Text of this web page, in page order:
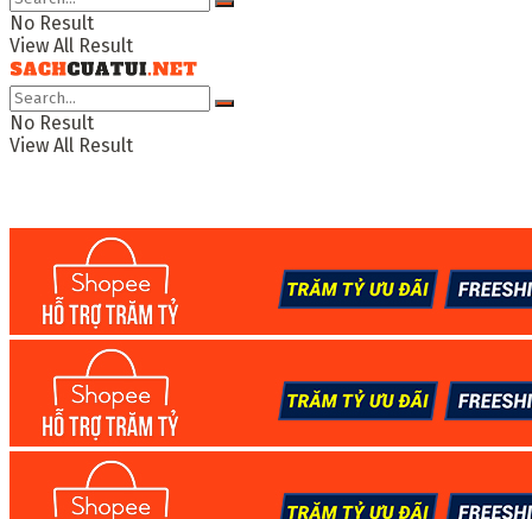
No Result
View All Result
No Result
View All Result